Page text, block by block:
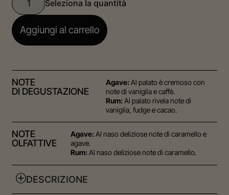
Aggiungi al carrello
NOTE
DI DEGUSTAZIONE
Agave: Al palato è cremoso con
note di vaniglia e caffè.
Rum: Al palato rivela note di
vaniglia, fudge e cacao.
NOTE
OLFATTIVE
Agave: Al naso deliziose note di caramello e
agave.
Rum: Al naso deliziose note di caramello.
DESCRIZIONE